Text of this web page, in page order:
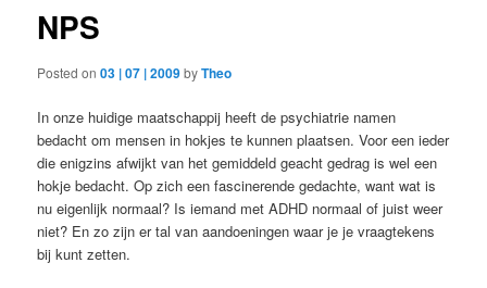
NPS
Posted on03 | 07 | 2009byTheo
In onze huidige maatschappij heeft de psychiatrie namen
bedacht om mensen in hokjes te kunnen plaatsen. Voor een ieder
die enigzins afwijkt van het gemiddeld geacht gedrag is wel een
hokje bedacht. Op zich een fascinerende gedachte, want wat is
nu eigenlijk normaal? Is iemand met ADHD normaal of juist weer
niet? En zo zijn er tal van aandoeningen waar je je vraagtekens
bij kunt zetten.